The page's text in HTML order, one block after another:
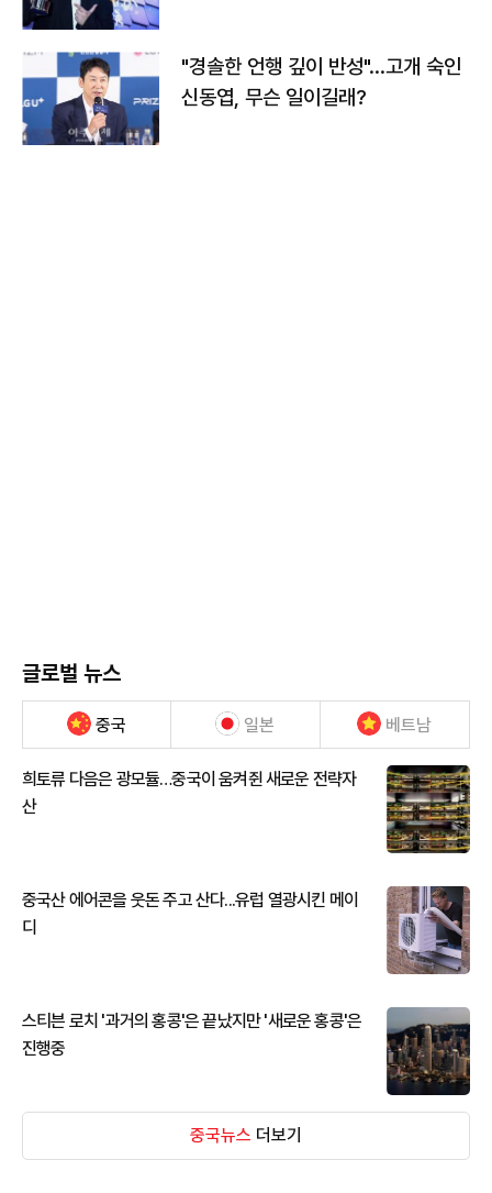
"경솔한 언행 깊이 반성"…고개 숙인
신동엽, 무슨 일이길래?
글로벌 뉴스
중국 일본 베트남
희토류 다음은 광모듈…중국이 움켜쥔 새로운 전략자
산
중국산 에어콘을 웃돈 주고 산다...유럽 열광시킨 메이
디
스티븐 로치 '과거의 홍콩'은 끝났지만 '새로운 홍콩'은
진행중
중국뉴스 더보기